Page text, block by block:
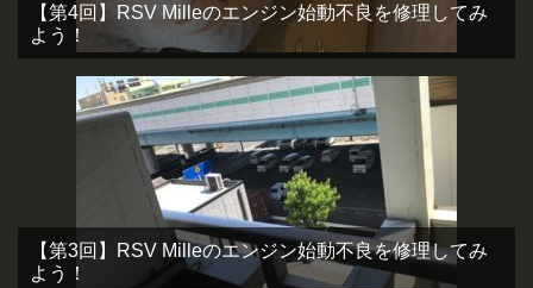
【第4回】RSV Milleのエンジン始動不良を修理してみ
よう！
【第3回】RSV Milleのエンジン始動不良を修理してみ
よう！